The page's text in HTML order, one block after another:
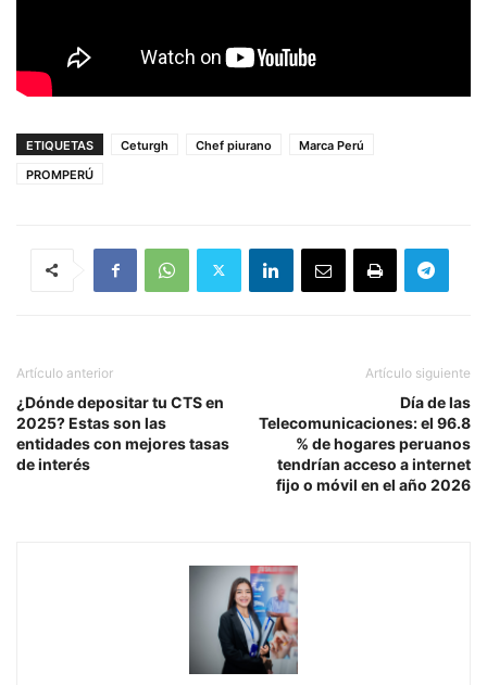
ETIQUETAS Ceturgh Chef piurano
Marca Perú
PROMPERÚ
Artículo anterior
¿Dónde depositar tu CTS en
2025? Estas son las
entidades con mejores tasas
de interés
Artículo siguiente
Día de las
Telecomunicaciones: el 96.8
% de hogares peruanos
tendrían acceso a internet
fijo o móvil en el año 2026